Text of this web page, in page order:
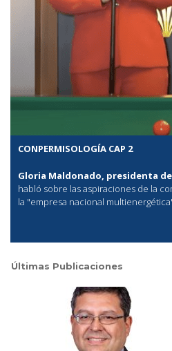
CONPERMISOLOGÍA CAP 2
Gloria Maldonado, presidenta
habló sobre las aspiraciones de la
la "empresa nacional
Últimas Publicaciones